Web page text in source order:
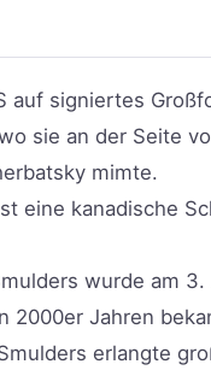
auf signiertes
sie an der Seite
mimte.
eine kanadische
wurde am
2000er Jahren
erlangte